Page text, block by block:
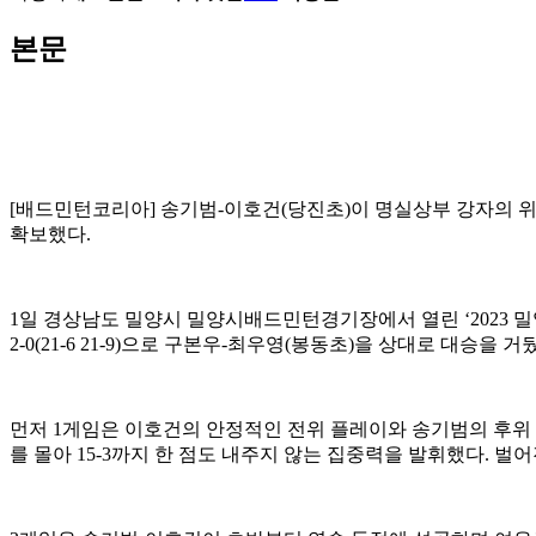
본문
[배드민턴코리아] 송기범-이호건(당진초)이 명실상부 강자의
확보했다.
1일 경상남도 밀양시 밀양시배드민턴경기장에서 열린 ‘2023
2-0(21-6 21-9)으로 구본우-최우영(봉동초)을 상대로 대승을 거
먼저 1게임은 이호건의 안정적인 전위 플레이와 송기범의 후
를 몰아 15-3까지 한 점도 내주지 않는 집중력을 발휘했다. 벌